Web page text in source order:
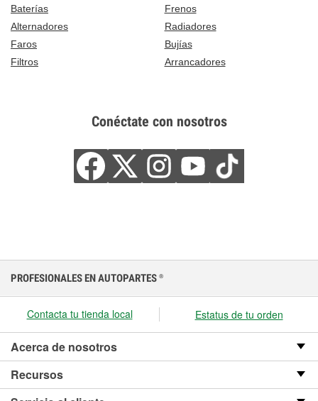
Baterías
Frenos
Alternadores
Radiadores
Faros
Bujías
Filtros
Arrancadores
Conéctate con nosotros
PROFESIONALES EN AUTOPARTES ®
Contacta tu tienda local Estatus de tu orden
Acerca de nosotros
Recursos